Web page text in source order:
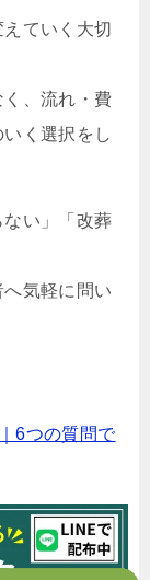
ていく大切
、流れ・費
く選択をし
い」「改葬
気軽に問い
6つの質問で